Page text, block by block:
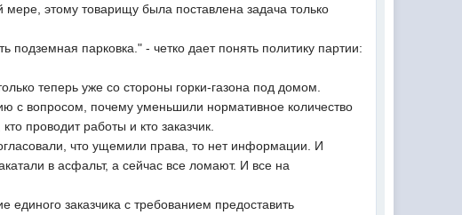
этому товарищу была поставлена задача только
парковка." - четко дает понять политику партии:
теперь уже со стороны горки-газона под домом.
с вопросом, почему уменьшили нормативное количество
проводит работы и кто заказчик.
что ущемили права, то нет информации. И
в асфальт, а сейчас все ломают. И все на
заказчика с требованием предоставить